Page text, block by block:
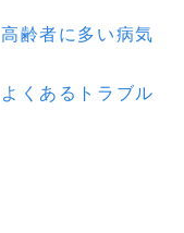
高齢者に多い病気
よくあるトラブル